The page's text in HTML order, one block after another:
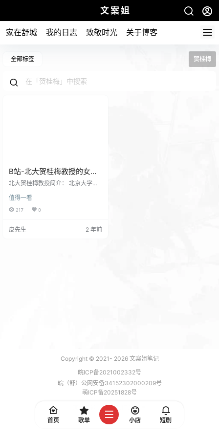
文案姐
家在舒城 我的日志 致敬时光 关于博客
全部标签 贺桂梅
B站-北大贺桂梅教授的女性
文学课在线观看
北大贺桂梅教授简介： 北京大学中
女，1970年生于湖北，祖籍湖南。
现为北京大学中文系教授，中国现
长 、中国赵树理研究会副会长。 19
值得一看
217 0
皮先生 2 年前
Copyright © 2021- 2026文案姐笔记
皖ICP备2021002332号
皖（舒）公网安备34152302000209号
萌ICP备20251828号
加载 7 能，功耗 0.1791 焦耳
首页
歌单 小店 短剧